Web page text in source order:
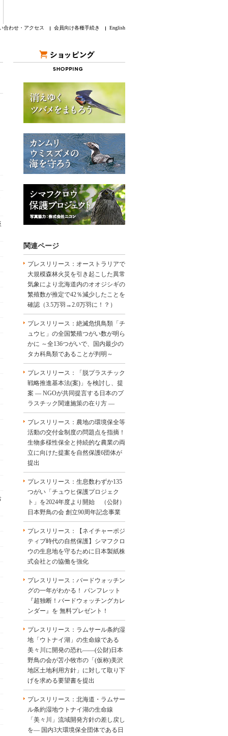
合わせ・アクセス 会員向け各種手続き English
関連ページ
プレスリリース：オーストラリアで
大規模森林火災を引き起こした異常
気象により北海道内のオオジシギの
繁殖数が推定で42％減少したことを
確認（3.5万羽→2.0万羽に！？）
プレスリリース：絶滅危惧鳥類「チ
ュウヒ」の全国繁殖つがい数が明ら
かに ～全136つがいで、国内最少の
タカ科鳥類であることが判明～
プレスリリース：「脱プラスチック
戦略推進基本法(案)」を検討し、提
案 ― NGOが共同提言する日本のプ
ラスチック関連施策の在り方 ―
プレスリリース：農地の環境保全等
活動の交付金制度の問題点を指摘！
生物多様性保全と持続的な農業の両
立に向けた提案を自然保護6団体が
提出
プレスリリース：生息数わずか135
つがい「チュウヒ保護プロジェク
ト」を2024年度より開始 （公財）
日本野鳥の会 創立90周年記念事業
プレスリリース：【ネイチャーポジ
ティブ時代の自然保護】シマフクロ
ウの生息地を守るために日本製紙株
式会社との協働を強化
プレスリリース：バードウォッチン
グの一年がわかる！ パンフレット
『超独断！バードウォッチングカレ
ンダー』を 無料プレゼント！
プレスリリース：ラムサール条約湿
地「ウトナイ湖」の生命線である
美々川に開発の恐れ――(公財)日本
野鳥の会が苫小牧市の「(仮称)美沢
地区土地利用方針」に対して取り下
げを求める要望書を提出
プレスリリース：北海道・ラムサー
ル条約湿地ウトナイ湖の生命線
「美々川」流域開発方針の差し戻し
を― 国内3大環境保全団体である日